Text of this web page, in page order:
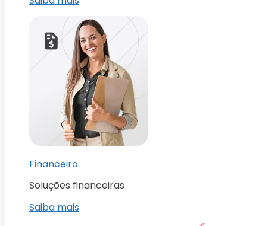
Financeiro
Soluções financeiras
Saiba mais